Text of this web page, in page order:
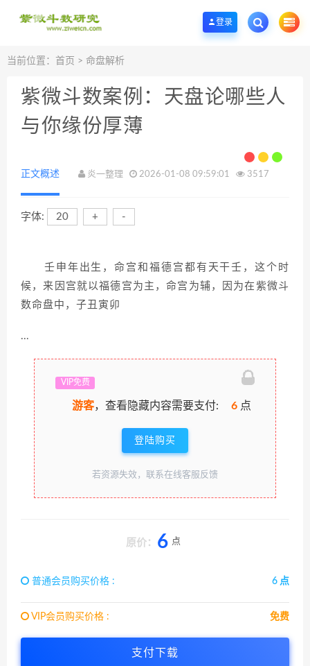
欢迎您光临紫微斗数学堂，一个优质的紫微斗数研究学习基地。
登录
当前位置： 首页 > 命盘解析
紫微斗数案例：天盘论哪些人
与你缘份厚薄
正文概述 炎一整理 2026-01-08 09:59:01 3517
字体: 20 + -
壬申年出生，命宫和福德宫都有天干壬，这个时
候，来因宫就以福德宫为主，命宫为辅，因为在紫微斗
数命盘中，子丑寅卯
...
VIP免费
游客，查看隐藏内容需要支付: 6点
登陆购买
若资源失效，联系在线客服反馈
原价： 6 点
普通会员购买价格 : 6 点
VIP会员购买价格 : 免费
支付下载